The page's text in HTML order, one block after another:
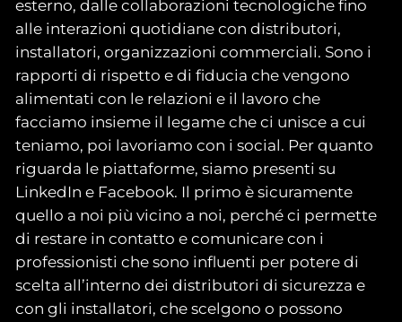
esterno, dalle collaborazioni tecnologiche fino
alle interazioni quotidiane con distributori,
installatori, organizzazioni commerciali. Sono i
rapporti di rispetto e di fiducia che vengono
alimentati con le relazioni e il lavoro che
facciamo insieme il legame che ci unisce a cui
teniamo, poi lavoriamo con i social. Per quanto
riguarda le piattaforme, siamo presenti su
LinkedIn e Facebook. Il primo è sicuramente
quello a noi più vicino a noi, perché ci permette
di restare in contatto e comunicare con i
professionisti che sono influenti per potere di
scelta all’interno dei distributori di sicurezza e
con gli installatori, che scelgono o possono